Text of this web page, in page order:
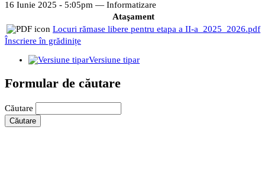
16 Iunie 2025 - 5:05pm — Informatizare
Ataşament
Locuri rămase libere pentru etapa a II-a_2025_2026.pdf
Înscriere în grădinițe
Versiune tipar
Formular de căutare
Căutare